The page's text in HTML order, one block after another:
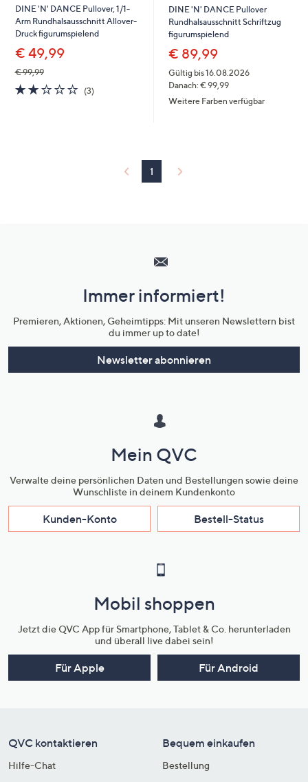
DINE 'N' DANCE Pullover, 1/1-
Arm Rundhalsausschnitt Allover-
Druck figurumspielend
€ 49,99
€ 99,99
1.7
von
(3)3
DINE 'N' DANCE Pullover
Rundhalsausschnitt Schriftzug
figurumspielend
€ 89,99
Gültig bis 16.08.2026
Danach: € 99,99
Weitere Farben verfügbar
1
Unternehmensinformationen
Immer informiert!
Premieren, Aktionen, Geheimtipps: Mit unseren Newslettern bist
du immer up to date!
Newsletter abonnieren
Mein QVC
Verwalte deine persönlichen Daten und Bestellungen sowie deine
Wunschliste in deinem Kundenkonto
Kunden-Konto Bestell-Status
Mobil shoppen
Jetzt die QVC App für Smartphone, Tablet & Co. herunterladen
und überall live dabei sein!
Für Apple Für Android
QVC kontaktieren
Hilfe-Chat
Bequem einkaufen
Bestellung